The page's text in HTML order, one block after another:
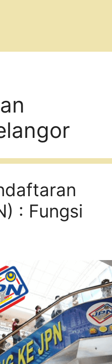
: Fungsi